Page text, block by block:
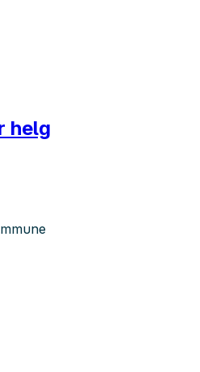
helg